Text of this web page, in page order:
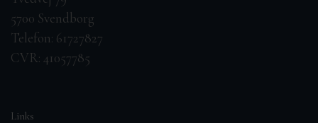
5700 Svendborg
Telefon: 61727827
CVR: 41057785
Links